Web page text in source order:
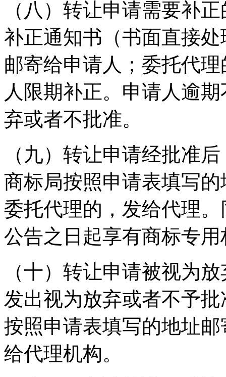
（八）转让申请需要补
补正通知书（书面直接
邮寄给申请人；委托代
人限期补正。申请人逾
弃或者不批准。
（九）转让申请经批准
商标局按照申请表填写
委托代理的，发给代理
公告之日起享有商标专用
（十）转让申请被视为
发出视为放弃或者不予
按照申请表填写的地址
给代理机构。